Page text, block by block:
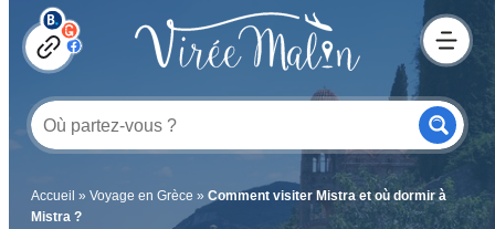
Accueil » Voyage en Grèce » Comment visiter Mistra et où dormir à
Mistra ?